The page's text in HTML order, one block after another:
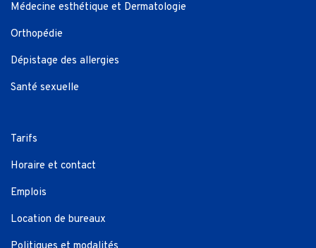
Médecine esthétique et Dermatologie
Orthopédie
Dépistage des allergies
Santé sexuelle
Tarifs
Horaire et contact
Emplois
Location de bureaux